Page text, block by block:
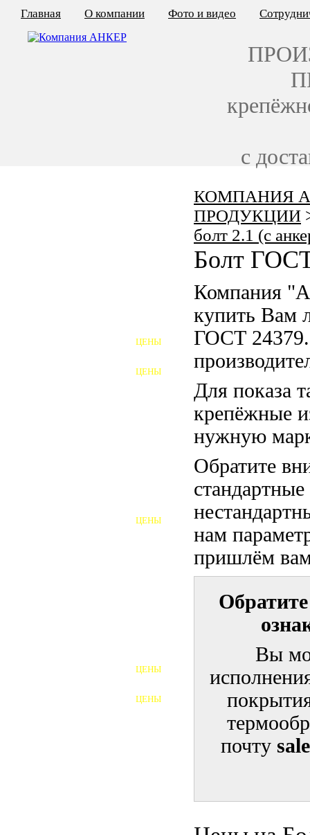
КОМПАНИЯ
ПРОДУКЦИИ
болт 2.1 (с
Болт
Компания
купить Вам
ГОСТ
Для показа
крепёжные
нужную
Обратите
нам
пришлём
Вы
почту
ЦЕНЫ
ЦЕНЫ
ШАЙБЫ ФУНДАМЕНТНЫЕ
ЦЕНЫ
ЦЕНЫ
ЦЕНЫ
Главная О компании Фото и видео
с